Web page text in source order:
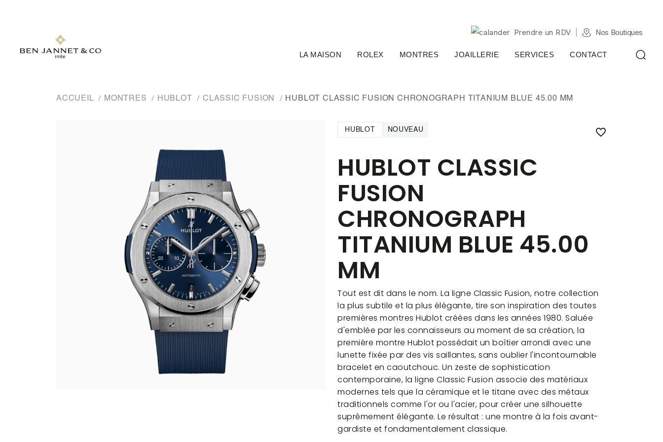
Prendre un RDV Nos Boutiques
LA MAISON ROLEX MONTRES JOAILLERIE SERVICES CONTACT
ACCUEIL MONTRES HUBLOT CLASSIC FUSION HUBLOT CLASSIC FUSION CHRONOGRAPH TITANIUM BLUE 45.00 MM
HUBLOT NOUVEAU 
HUBLOT CLASSIC
FUSION
CHRONOGRAPH
TITANIUM BLUE 45.00
MM
Tout est dit dans le nom. La ligne Classic Fusion, notre collection
la plus subtile et la plus élégante, tire son inspiration des toutes
premières montres Hublot créées dans les années 1980. Saluée
d'emblée par les connaisseurs au moment de sa création, la
première montre Hublot possédait un boîtier arrondi avec une
lunette fixée par des vis saillantes, sans oublier l'incontournable
bracelet en caoutchouc. Un zeste de sophistication
contemporaine, la ligne Classic Fusion associe des matériaux
modernes tels que la céramique et le titane avec des métaux
traditionnels comme l'or ou l'acier, pour créer une silhouette
suprêmement élégante. Le résultat : une montre à la fois avant-
gardiste et fondamentalement classique.